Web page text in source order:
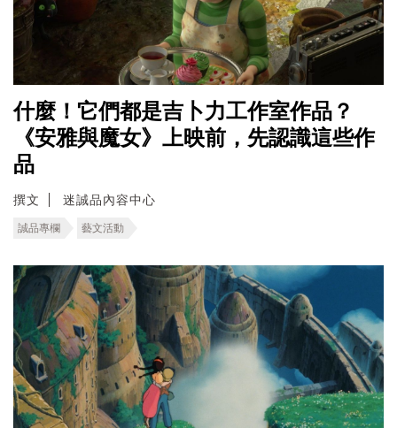
什麼！它們都是吉卜力工作室作品？
《安雅與魔女》上映前，先認識這些作
品
撰文 迷誠品內容中心
誠品專欄 藝文活動